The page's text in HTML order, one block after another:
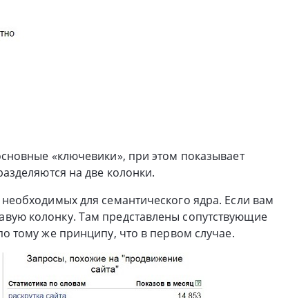
«ключевики», при этом показывает
на две колонки.
для семантического ядра. Если вам
колонку. Там представлены сопутствующие
тому же принципу, что в первом случае.